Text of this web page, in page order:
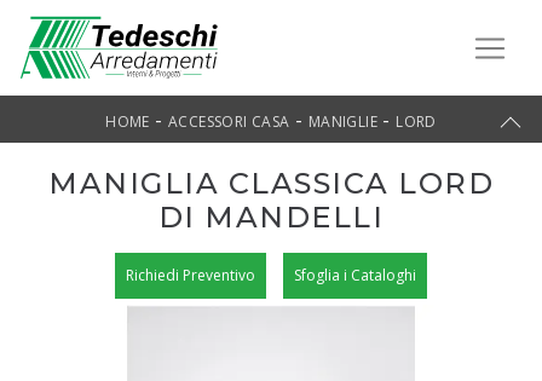
HOME - ACCESSORI CASA - MANIGLIE - LORD
MANIGLIA CLASSICA LORD
DI MANDELLI
Richiedi Preventivo Sfoglia i Cataloghi